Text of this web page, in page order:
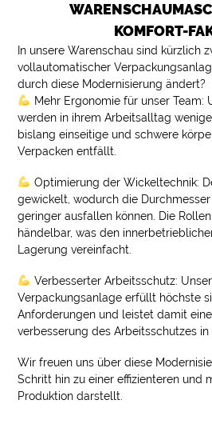
KOMFORT-
In unsere Warenschau sind kürzlich
vollautomatischer
durch diese Modernisierung ändert?
Mehr Ergonomie für unser Team:
werden in ihrem Arbeitsalltag
bislang einseitige und schwere
Verpacken entfällt.
Optimierung der Wickeltechnik:
gewickelt, wodurch die
geringer ausfallen können. Die
händelbar, was den
Lagerung vereinfacht.
Verbesserter Arbeitsschutz:
Verpackungsanlage erfüllt höchste
Anforderungen und leistet damit
verbesserung des Arbeitsschutzes
Wir freuen uns über diese
Schritt hin zu einer effizienteren und
Produktion darstellt.